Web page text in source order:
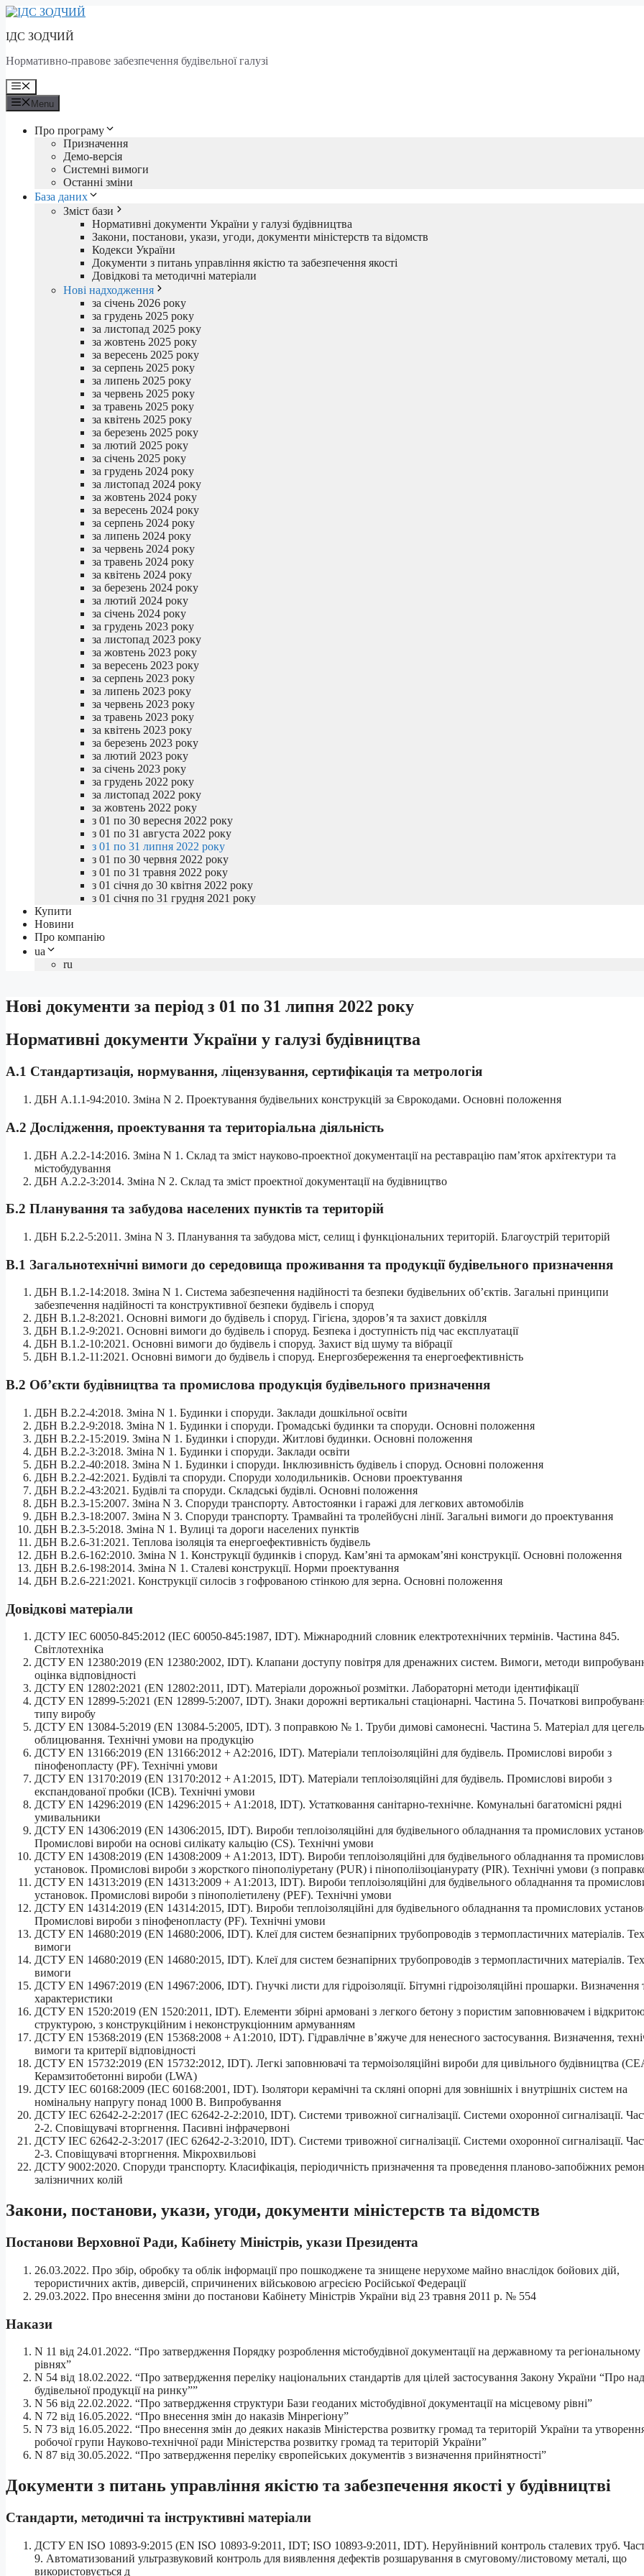
Skip
content
ІДС ЗОДЧИЙ
Нормативно-правове забезпечення будівельної галузі
Menu
Menu
Про програму
Призначення
Демо-версія
Системні вимоги
Останні зміни
База даних
Зміст бази
Нормативні документи України у галузі будівництва
Закони, постанови, укази, угоди, документи міністерств та відомств
Кодекси України
Документи з питань управління якістю та забезпечення якості
Довідкові та методичні матеріали
Нові надходження
за січень 2026 року
за грудень 2025 року
за листопад 2025 року
за жовтень 2025 року
за вересень 2025 року
за серпень 2025 року
за липень 2025 року
за червень 2025 року
за травень 2025 року
за квітень 2025 року
за березень 2025 року
за лютий 2025 року
за січень 2025 року
за грудень 2024 року
за листопад 2024 року
за жовтень 2024 року
за вересень 2024 року
за серпень 2024 року
за липень 2024 року
за червень 2024 року
за травень 2024 року
за квітень 2024 року
за березень 2024 року
за лютий 2024 року
за січень 2024 року
за грудень 2023 року
за листопад 2023 року
за жовтень 2023 року
за вересень 2023 року
за серпень 2023 року
за липень 2023 року
за червень 2023 року
за травень 2023 року
за квітень 2023 року
за березень 2023 року
за лютий 2023 року
за січень 2023 року
за грудень 2022 року
за листопад 2022 року
за жовтень 2022 року
з 01 по 30 вересня 2022 року
з 01 по 31 августа 2022 року
з 01 по 31 липня 2022 року
з 01 по 30 червня 2022 року
з 01 по 31 травня 2022 року
з 01 січня до 30 квітня 2022 року
з 01 січня по 31 грудня 2021 року
Купити
Новини
Про компанію
ua
ru
Нові документи за період з 01 по 31 липня 2022 року
Нормативні документи України у галузі будівництва
А.1 Стандартизація, нормування, ліцензування, сертифікація та метрологія
ДБН А.1.1-94:2010. Зміна N 2. Проектування будівельних конструкцій за Єврокодами. Основні положення
А.2 Дослідження, проектування та територіальна діяльність
ДБН А.2.2-14:2016. Зміна N 1. Склад та зміст науково-проектної документації на реставрацію пам’яток архітектури та
містобудування
ДБН А.2.2-3:2014. Зміна N 2. Склад та зміст проектної документації на будівництво
Б.2 Планування та забудова населених пунктів та територій
ДБН Б.2.2-5:2011. Зміна N 3. Планування та забудова міст, селищ і функціональних територій. Благоустрій територій
В.1 Загальнотехнічні вимоги до середовища проживання та продукції будівельного призначення
ДБН В.1.2-14:2018. Зміна N 1. Система забезпечення надійності та безпеки будівельних об’єктів. Загальні принципи
забезпечення надійності та конструктивної безпеки будівель і споруд
ДБН В.1.2-8:2021. Основні вимоги до будівель і споруд. Гігієна, здоров’я та захист довкілля
ДБН В.1.2-9:2021. Основні вимоги до будівель і споруд. Безпека і доступність під час експлуатації
ДБН В.1.2-10:2021. Основні вимоги до будівель і споруд. Захист від шуму та вібрації
ДБН В.1.2-11:2021. Основні вимоги до будівель і споруд. Енергозбереження та енергоефективність
В.2 Об’єкти будівництва та промислова продукція будівельного призначення
ДБН В.2.2-4:2018. Зміна N 1. Будинки і споруди. Заклади дошкільної освіти
ДБН В.2.2-9:2018. Зміна N 1. Будинки і споруди. Громадські будинки та споруди. Основні положення
ДБН В.2.2-15:2019. Зміна N 1. Будинки і споруди. Житлові будинки. Основні положення
ДБН В.2.2-3:2018. Зміна N 1. Будинки і споруди. Заклади освіти
ДБН В.2.2-40:2018. Зміна N 1. Будинки і споруди. Інклюзивність будівель і споруд. Основні положення
ДБН В.2.2-42:2021. Будівлі та споруди. Споруди холодильників. Основи проектування
ДБН В.2.2-43:2021. Будівлі та споруди. Складські будівлі. Основні положення
ДБН В.2.3-15:2007. Зміна N 3. Споруди транспорту. Автостоянки і гаражі для легкових автомобілів
ДБН В.2.3-18:2007. Зміна N 3. Споруди транспорту. Трамвайні та тролейбусні лінії. Загальні вимоги до проектування
ДБН В.2.3-5:2018. Зміна N 1. Вулиці та дороги населених пунктів
ДБН В.2.6-31:2021. Теплова ізоляція та енергоефективність будівель
ДБН В.2.6-162:2010. Зміна N 1. Конструкції будинків і споруд. Кам’яні та армокам’яні конструкції. Основні положення
ДБН В.2.6-198:2014. Зміна N 1. Сталеві конструкції. Норми проектування
ДБН В.2.6-221:2021. Конструкції силосів з гофрованою стінкою для зерна. Основні положення
Довідкові матеріали
ДСТУ IEC 60050-845:2012 (IEC 60050-845:1987, IDT). Міжнародний словник електротехнічних термінів. Частина 845.
Світлотехніка
ДСТУ EN 12380:2019 (EN 12380:2002, IDT). Клапани доступу повітря для дренажних систем. Вимоги, методи
оцінка відповідності
ДСТУ EN 12802:2021 (EN 12802:2011, IDT). Матеріали дорожньої розмітки. Лабораторні методи ідентифікації
ДСТУ ЕN 12899-5:2021 (ЕN 12899-5:2007, IDT). Знаки дорожні вертикальні стаціонарні. Частина 5. Початкові
типу виробу
ДСТУ EN 13084-5:2019 (EN 13084-5:2005, IDT). З поправкою № 1. Труби димові самонесні. Частина 5. Матеріал для
облицювання. Технічні умови на продукцію
ДСТУ EN 13166:2019 (EN 13166:2012 + A2:2016, IDT). Матеріали теплоізоляційні для будівель. Промислові вироби з
пінофенопласту (PF). Технічні умови
ДСТУ EN 13170:2019 (EN 13170:2012 + A1:2015, IDT). Матеріали теплоізоляційні для будівель. Промислові вироби з
експандованої пробки (ICB). Технічні умови
ДСТУ EN 14296:2019 (EN 14296:2015 + А1:2018, IDT). Устатковання санітарно-технічне. Комунальні багатомісні рядні
умивальники
ДСТУ EN 14306:2019 (EN 14306:2015, IDT). Вироби теплоізоляційні для будівельного обладнання та промислових
Промислові вироби на основі силікату кальцію (CS). Технічні умови
ДСТУ EN 14308:2019 (EN 14308:2009 + A1:2013, IDT). Вироби теплоізоляційні для будівельного обладнання та
установок. Промислові вироби з жорсткого пінополіуретану (PUR) і пінополіізоціанурату (PIR). Технічні умови (з
ДСТУ EN 14313:2019 (EN 14313:2009 + А1:2013, IDT). Вироби теплоізоляційні для будівельного обладнання та
установок. Промислові вироби з пінополіетилену (PEF). Технічні умови
ДСТУ EN 14314:2019 (EN 14314:2015, IDT). Вироби теплоізоляційні для будівельного обладнання та промислових
Промислові вироби з пінофенопласту (PF). Технічні умови
ДСТУ EN 14680:2019 (EN 14680:2006, IDT). Клеї для систем безнапірних трубопроводів з термопластичних матеріалів.
вимоги
ДСТУ EN 14680:2019 (EN 14680:2015, IDT). Клеї для систем безнапірних трубопроводів з термопластичних матеріалів.
вимоги
ДСТУ EN 14967:2019 (EN 14967:2006, IDT). Гнучкі листи для гідроізоляції. Бітумні гідроізоляційні прошарки. Визначення
характеристики
ДСТУ EN 1520:2019 (EN 1520:2011, IDT). Елементи збірні армовані з легкого бетону з пористим заповнювачем і
структурою, з конструкційним і неконструкціонним армуванням
ДСТУ EN 15368:2019 (EN 15368:2008 + A1:2010, IDT). Гідравлічне в’яжуче для ненесного застосування. Визначення,
вимоги та критерії відповідності
ДСТУ EN 15732:2019 (EN 15732:2012, IDT). Легкі заповнювачі та термоізоляційні вироби для цивільного будівництва
Керамзитобетонні вироби (LWA)
ДСТУ IEC 60168:2009 (ІЕС 60168:2001, IDT). Ізолятори керамічні та скляні опорні для зовнішніх і внутрішніх систем на
номінальну напругу понад 1000 В. Випробування
ДСТУ IEC 62642-2-2:2017 (IEC 62642-2-2:2010, IDT). Системи тривожної сигналізації. Системи охоронної сигналізації.
2-2. Сповіщувачі вторгнення. Пасивні інфрачервоні
ДСТУ IEC 62642-2-3:2017 (IEC 62642-2-3:2010, IDT). Системи тривожної сигналізації. Системи охоронної сигналізації.
2-3. Сповіщувачі вторгнення. Мікрохвильові
ДСТУ 9002:2020. Споруди транспорту. Класифікація, періодичність призначення та проведення планово-запобіжних
залізничних колій
Закони, постанови, укази, угоди, документи міністерств та відомств
Постанови Верховної Ради, Кабінету Міністрів, укази Президента
26.03.2022. Про збір, обробку та облік інформації про пошкоджене та знищене нерухоме майно внаслідок бойових дій,
терористичних актів, диверсій, спричинених військовою агресією Російської Федерації
29.03.2022. Про внесення зміни до постанови Кабінету Міністрів України від 23 травня 2011 р. № 554
Накази
N 11 від 24.01.2022. “Про затвердження Порядку розроблення містобудівної документації на державному та регіональному
рівнях”
N 54 від 18.02.2022. “Про затвердження переліку національних стандартів для цілей застосування Закону України “Про
будівельної продукції на ринку””
N 56 від 22.02.2022. “Про затвердження структури Бази геоданих містобудівної документації на місцевому рівні”
N 72 від 16.05.2022. “Про внесення змін до наказів Мінрегіону”
N 73 від 16.05.2022. “Про внесення змін до деяких наказів Міністерства розвитку громад та територій України та
робочої групи Науково-технічної ради Міністерства розвитку громад та територій України”
N 87 від 30.05.2022. “Про затвердження переліку європейських документів з визначення прийнятності”
Документи з питань управління якістю та забезпечення якості у будівництві
Стандарти, методичні та інструктивні матеріали
ДСТУ EN ISO 10893-9:2015 (EN ISO 10893-9:2011, IDT; ISO 10893-9:2011, IDT). Неруйнівний контроль сталевих труб.
9. Автоматизований ультразвуковий контроль для виявлення дефектів розшарування в смуговому/листовому металі, що
використовується д